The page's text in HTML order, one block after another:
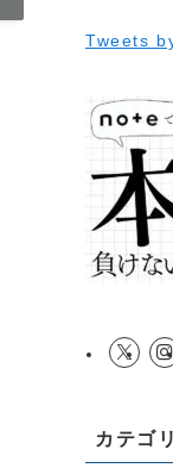
Tweets
カテゴ